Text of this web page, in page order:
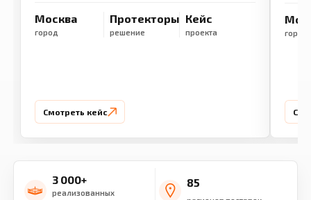
Москва
город
Протекторы
решение
Кейс
проекта
Смотреть кейс
город
3 000+
реализованных
85